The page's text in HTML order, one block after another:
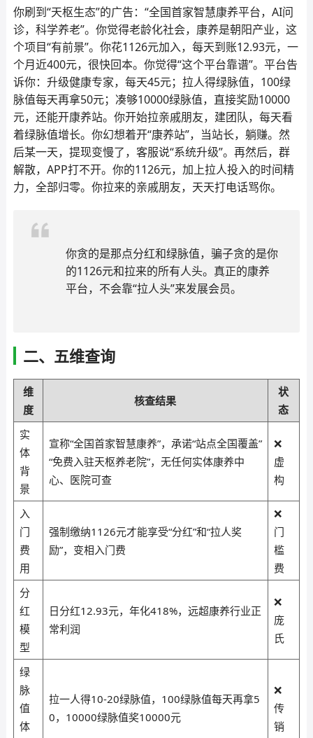
你刷到“天枢生态”的广告：“全国首家智慧康养平台，AI问
诊，科学养老”。你觉得老龄化社会，康养是朝阳产业，这
个项目“有前景”。你花1126元加入，每天到账12.93元，一
个月近400元，很快回本。你觉得“这个平台靠谱”。平台告
诉你：升级健康专家，每天45元；拉人得绿脉值，100绿
脉值每天再拿50元；凑够10000绿脉值，直接奖励10000
元，还能开康养站。你开始拉亲戚朋友，建团队，每天看
着绿脉值增长。你幻想着开“康养站”，当站长，躺赚。然
后某一天，提现变慢了，客服说“系统升级”。再然后，群
解散，APP打不开。你的1126元，加上拉人投入的时间精
力，全部归零。你拉来的亲戚朋友，天天打电话骂你。
你贪的是那点分红和绿脉值，骗子贪的是你
的1126元和拉来的所有人头。真正的康养
平台，不会靠“拉人头”来发展会员。
二、五维查询
维
度
核查结果
状
态
实
体
背
景
宣称“全国首家智慧康养”，承诺“站点全国覆盖”
“免费入驻天枢养老院”，无任何实体康养中
心、医院可查
❌
虚
构
入
门
费
用
强制缴纳1126元才能享受“分红”和“拉人奖
励”，变相入门费
❌
门
槛
费
分
红
模
型
日分红12.93元，年化418%，远超康养行业正
常利润
❌
庞
氏
绿
脉
值
体
拉一人得10-20绿脉值，100绿脉值每天再拿5
0，10000绿脉值奖10000元
❌
传
销